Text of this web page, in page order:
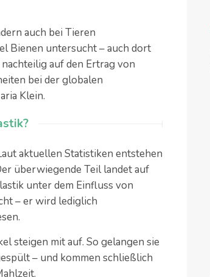
auch bei Tieren
Bienen untersucht – auch dort
auf den Ertrag von
bei der globalen
Klein.
aktuellen Statistiken entstehen
überwiegende Teil landet auf
unter dem Einfluss von
– er wird lediglich
steigen mit auf. So gelangen sie
– und kommen schließlich